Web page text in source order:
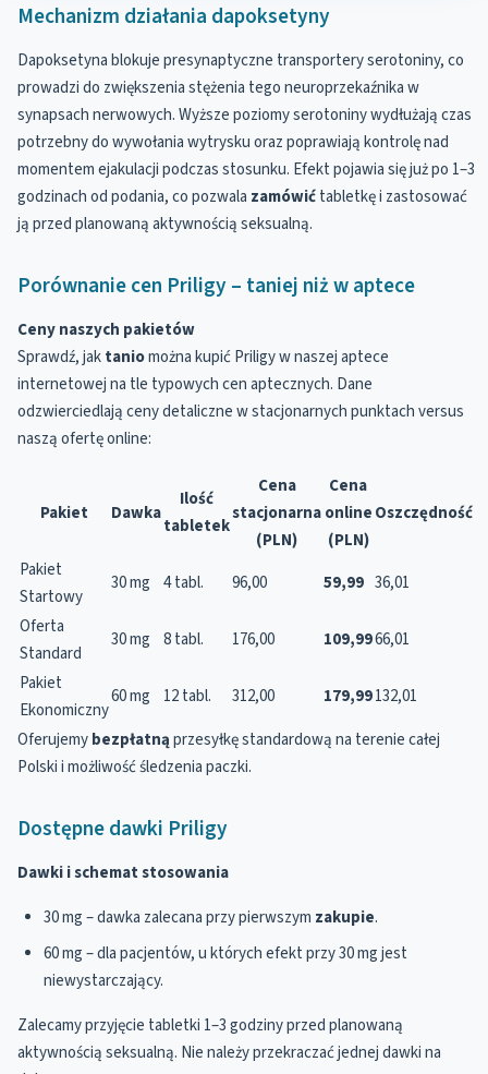
Mechanizm działania dapoksetyny
Dapoksetyna blokuje presynaptyczne transportery serotoniny, co
prowadzi do zwiększenia stężenia tego neuroprzekaźnika w
synapsach nerwowych. Wyższe poziomy serotoniny wydłużają czas
potrzebny do wywołania wytrysku oraz poprawiają kontrolę nad
momentem ejakulacji podczas stosunku. Efekt pojawia się już po 1–3
godzinach od podania, co pozwala zamówićtabletkę i zastosować
ją przed planowaną aktywnością seksualną.
Porównanie cen Priligy – taniej niż w aptece
Ceny naszych pakietów
Sprawdź, jaktaniomożna kupić Priligy w naszej aptece
internetowej na tle typowych cen aptecznych. Dane
odzwierciedlają ceny detaliczne w stacjonarnych punktach versus
naszą ofertę online:
Pakiet Dawka
Ilość
tabletek
Cena
stacjonarna
(PLN)
Cena
online
(PLN)
Oszczędność
Pakiet
Startowy
30 mg 4 tabl. 96,00 59,99 36,01
Oferta
Standard
30 mg 8 tabl. 176,00 109,9966,01
Pakiet
Ekonomiczny
60 mg 12 tabl. 312,00 179,99132,01
Oferujemybezpłatnąprzesyłkę standardową na terenie całej
Polski i możliwość śledzenia paczki.
Dostępne dawki Priligy
Dawki i schemat stosowania
30 mg – dawka zalecana przy pierwszym zakupie.
60 mg – dla pacjentów, u których efekt przy 30 mg jest
niewystarczający.
Zalecamy przyjęcie tabletki 1–3 godziny przed planowaną
aktywnością seksualną. Nie należy przekraczać jednej dawki na